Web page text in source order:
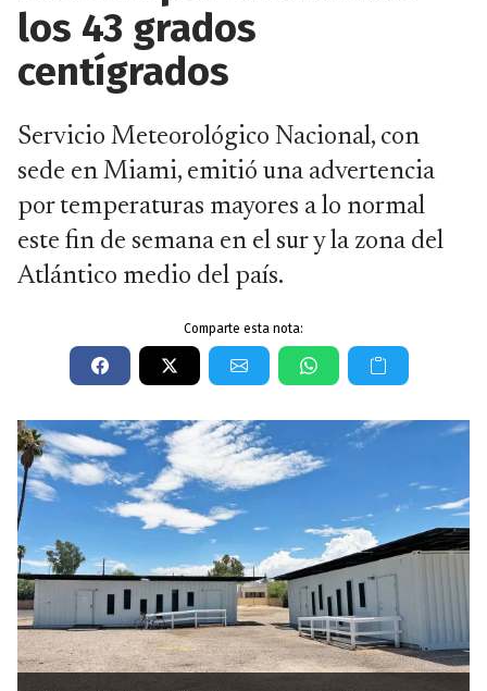
los 43 grados
centígrados
Servicio Meteorológico Nacional, con
sede en Miami, emitió una advertencia
por temperaturas mayores a lo normal
este fin de semana en el sur y la zona del
Atlántico medio del país.
Comparte esta nota: